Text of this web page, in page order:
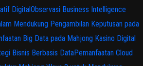
DigitalObservasi Business Intelligence
Mendukung Pengambilan Keputusan pada
Big Data pada Mahjong Kasino Digital
Bisnis Berbasis DataPemanfaatan Cloud